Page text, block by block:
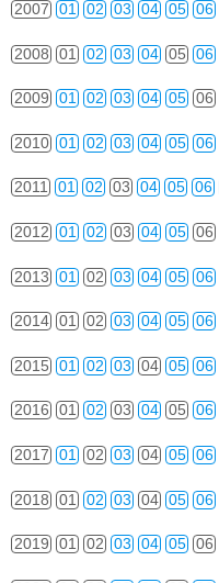
2007 01 02 03 04 05 06
2008 01 02 03 04 05 06
2009 01 02 03 04 05 06
2010 01 02 03 04 05 06
2011 01 02 03 04 05 06
2012 01 02 03 04 05 06
2013 01 02 03 04 05 06
2014 01 02 03 04 05 06
2015 01 02 03 04 05 06
2016 01 02 03 04 05 06
2017 01 02 03 04 05 06
2018 01 02 03 04 05 06
2019 01 02 03 04 05 06